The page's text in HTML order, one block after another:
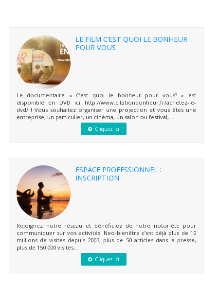
LE FILM C’EST QUOI LE BONHEUR
POUR VOUS
Le documentaire « C’est quoi le bonheur pour vous? » est
disponible en DVD ici http://www.citationbonheur.fr/achetez-le-
dvd/ ! Vous souhaitez organiser une projection et vous êtes une
entreprise, un particulier, un cinéma, un salon ou festival,...
Cliquez ici
ESPACE PROFESSIONNEL :
INSCRIPTION
Rejoignez notre réseau et bénéficiez de notre notoriété pour
communiquer sur vos activités. Neo-bienêtre c’est déjà plus de 10
millions de visites depuis 2003, plus de 50 articles dans la presse,
plus de 150 000 visites...
Cliquez ici